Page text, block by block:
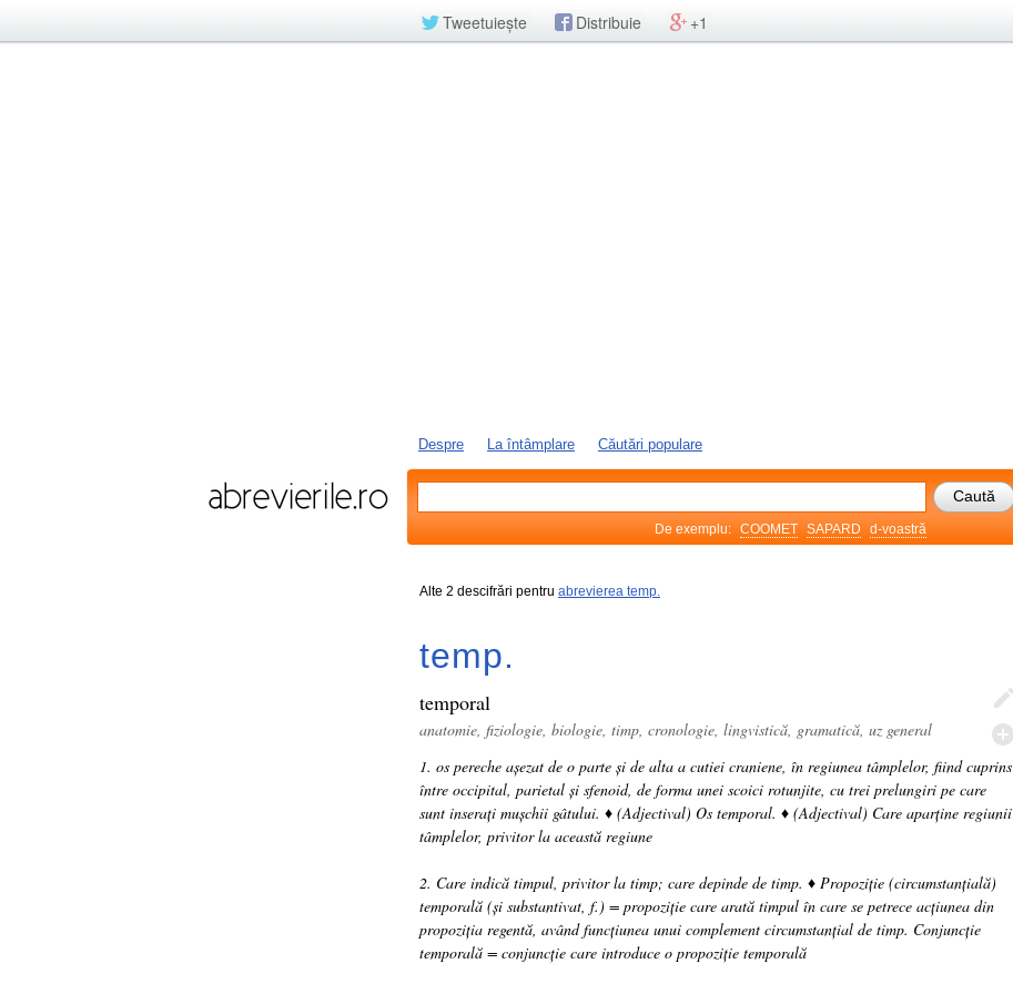
Tweetuiește Distribuie +1
Despre La întâmplare Căutări populare
De exemplu: COOMET SAPARD d-voastră
Alte 2 descifrări pentru abrevierea temp.
temp.
temporal
anatomie, fiziologie, biologie, timp, cronologie, lingvistică, gramatică, uz general
1. os pereche așezat de o parte și de alta a cutiei craniene, în regiunea tâmplelor, fiind cuprins
între occipital, parietal și sfenoid, de forma unei scoici rotunjite, cu trei prelungiri pe care
sunt inserați mușchii gâtului. ♦ (Adjectival) Os temporal. ♦ (Adjectival) Care aparține regiunii
tâmplelor, privitor la această regiune
2. Care indică timpul, privitor la timp; care depinde de timp. ♦ Propoziție (circumstanțială)
temporală (și substantivat, f.) = propoziție care arată timpul în care se petrece acțiunea din
propoziția regentă, având funcțiunea unui complement circumstanțial de timp. Conjuncție
temporală = conjuncție care introduce o propoziție temporală